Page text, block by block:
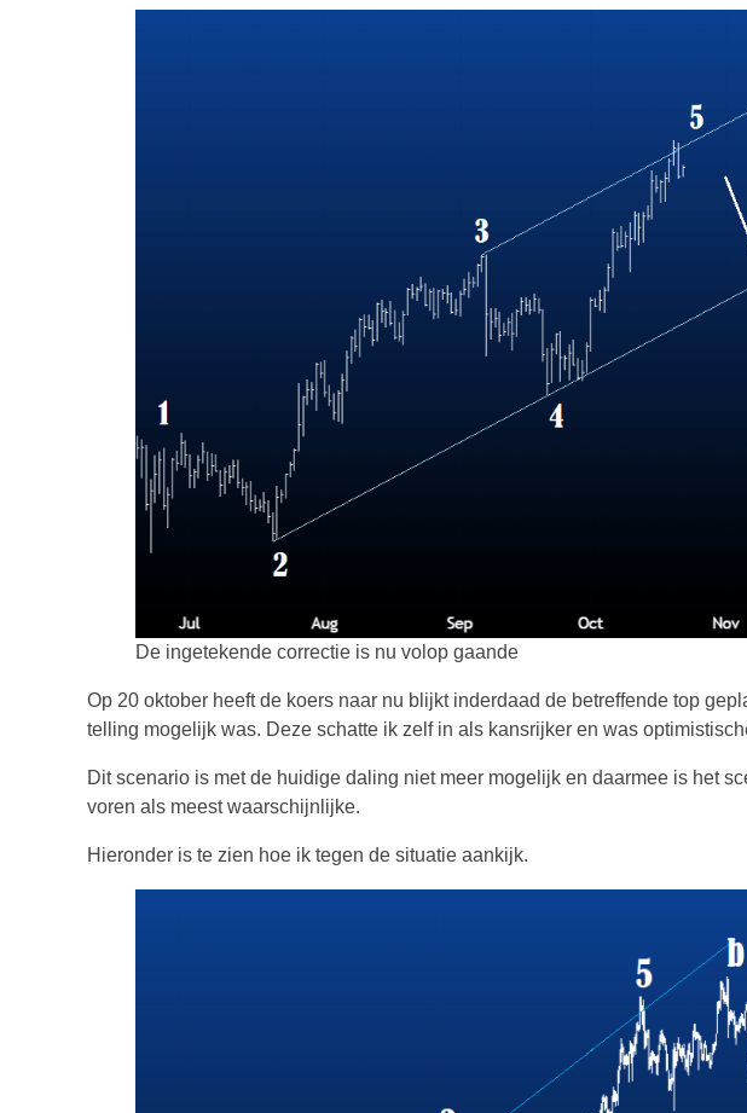
De ingetekende correctie is nu volop gaande
Op 20 oktober heeft de koers naar nu blijkt inderdaad de betreffende top
telling mogelijk was. Deze schatte ik zelf in als kansrijker en was
Dit scenario is met de huidige daling niet meer mogelijk en daarmee is het
voren als meest waarschijnlijke.
Hieronder is te zien hoe ik tegen de situatie aankijk.